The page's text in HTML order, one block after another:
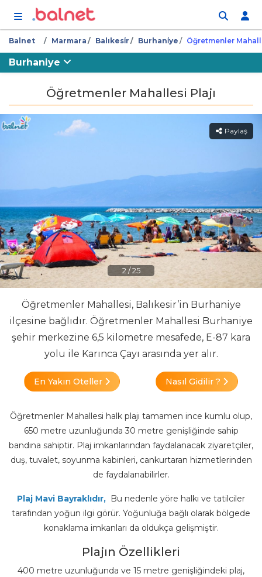
Balnet Marmara Balıkesi̇r Burhani̇ye Öğretmenler
Burhaniye
Öğretmenler Mahallesi Plajı
2 /25
Paylaş
Öğretmenler Mahallesi, Balıkesir’in Burhaniye
ilçesine bağlıdır. Öğretmenler Mahallesi Burhaniye
şehir merkezine 6,5 kilometre mesafede, E-87 kara
yolu ile Karınca Çayı arasında yer alır.
En Yakın Oteller Nasıl Gidilir ?
Öğretmenler Mahallesi halk plajı tamamen ince kumlu olup,
650 metre uzunluğunda 30 metre genişliğinde sahip
bandına sahiptir. Plaj imkanlarından faydalanacak ziyaretçiler,
duş, tuvalet, soyunma kabinleri, cankurtaran hizmetlerinden
de faydalanabilirler.
Plaj Mavi Bayraklıdır, Bu nedenle yöre halkı ve tatilciler
tarafından yoğun ilgi görür. Yoğunluğa bağlı olarak bölgede
konaklama imkanları da oldukça gelişmiştir.
Plajın Özellikleri
400 metre uzunluğunda ve 15 metre genişliğindeki plaj,